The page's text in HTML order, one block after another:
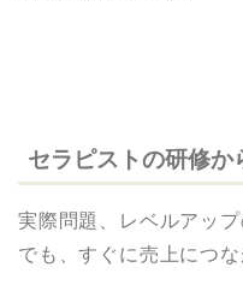
セラピストの研修
実際問題、レベルアッ
でも、すぐに売上につ